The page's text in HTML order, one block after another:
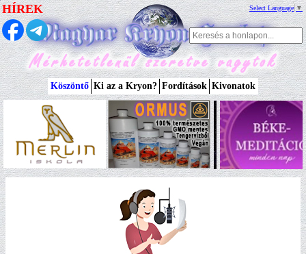
HÍREK Select Language ▼
Köszöntő Ki az a Kryon? Fordítások Kivonatok